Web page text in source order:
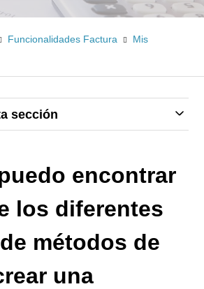
Funcionalidades Factura
Mis
sección
encontrar
los diferentes
métodos de
una